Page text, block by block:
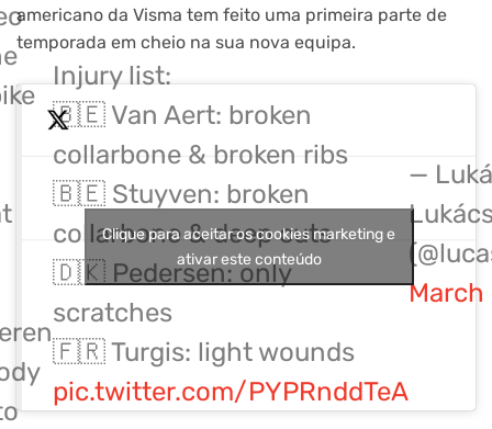
americano da Visma tem feito uma primeira parte de
temporada em cheio na sua nova equipa.
Injury list:
🇧🇪 Van Aert: broken
collarbone & broken ribs
🇧🇪 Stuyven: broken
collarbone & deep cuts
🇩🇰 Pedersen: only
scratches
🇫🇷 Turgis: light wounds
pic.twitter.com/PYPRnddTeA
—
March
Clique para aceitar os cookies marketing e
ativar este conteúdo